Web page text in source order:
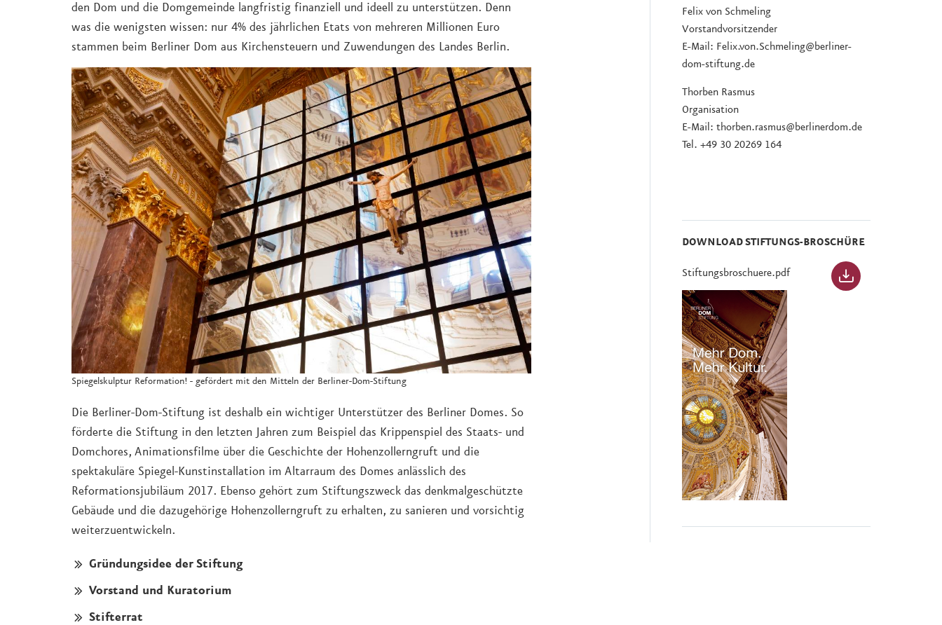
den Dom und die Domgemeinde langfristig finanziell und ideell zu unterstützen. Denn
was die wenigsten wissen: nur 4% des jährlichen Etats von mehreren Millionen Euro
stammen beim Berliner Dom aus Kirchensteuern und Zuwendungen des Landes Berlin.
Spiegelskulptur Reformation! - gefördert mit den Mitteln der Berliner-Dom-Stiftung
Die Berliner-Dom-Stiftung ist deshalb ein wichtiger Unterstützer des Berliner Domes. So
förderte die Stiftung in den letzten Jahren zum Beispiel das Krippenspiel des Staats- und
Domchores, Animationsfilme über die Geschichte der Hohenzollerngruft und die
spektakuläre Spiegel-Kunstinstallation im Altarraum des Domes anlässlich des
Reformationsjubiläum 2017. Ebenso gehört zum Stiftungszweck das denkmalgeschützte
Gebäude und die dazugehörige Hohenzollerngruft zu erhalten, zu sanieren und vorsichtig
weiterzuentwickeln.
Gründungsidee der Stiftung
Vorstand und Kuratorium
Stifterrat
Felix von Schmeling
Vorstandvorsitzender
E-Mail: Felix.von.Schmeling@berliner-
dom-stiftung.de
Thorben Rasmus
Organisation
E-Mail: thorben.rasmus@berlinerdom.de
Tel. +49 30 20269 164
DOWNLOAD STIFTUNGS-BROSCHÜRE
Stiftungsbroschuere.pdf